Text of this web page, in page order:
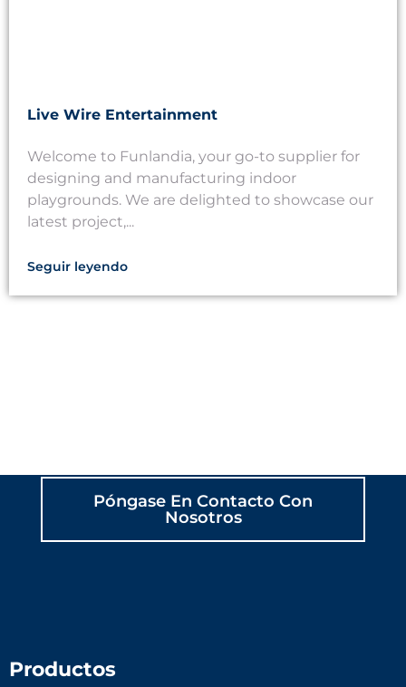
Live Wire Entertainment
Welcome to Funlandia, your go-to supplier for
designing and manufacturing indoor
playgrounds. We are delighted to showcase our
latest project,...
Seguir leyendo
Póngase En Contacto Con
Nosotros
Productos